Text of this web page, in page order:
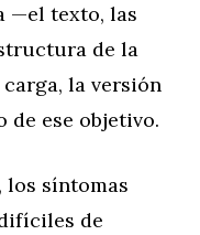
—el texto, las
de la
la versión
ese objetivo.
los síntomas
de